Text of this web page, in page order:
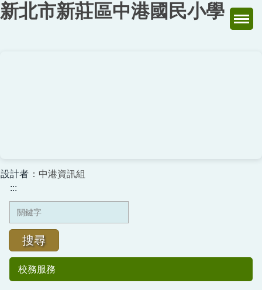
跳
到
新北市新莊區中港國民小學
設計者 ：中港資訊組
:::
搜尋
校務服務